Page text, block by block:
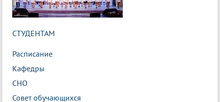
СТУДЕНТАМ
Расписание
Кафедры
СНО
Совет обучающихся